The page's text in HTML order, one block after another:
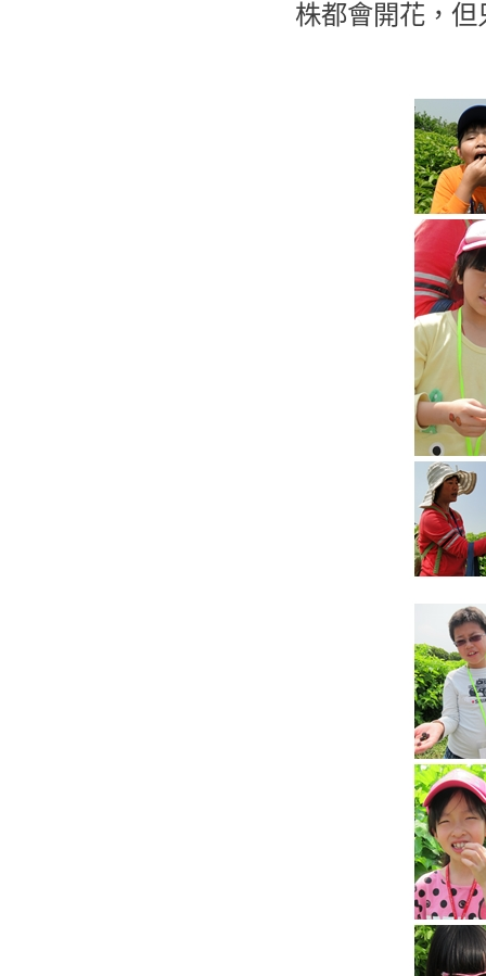
株都會開花，但